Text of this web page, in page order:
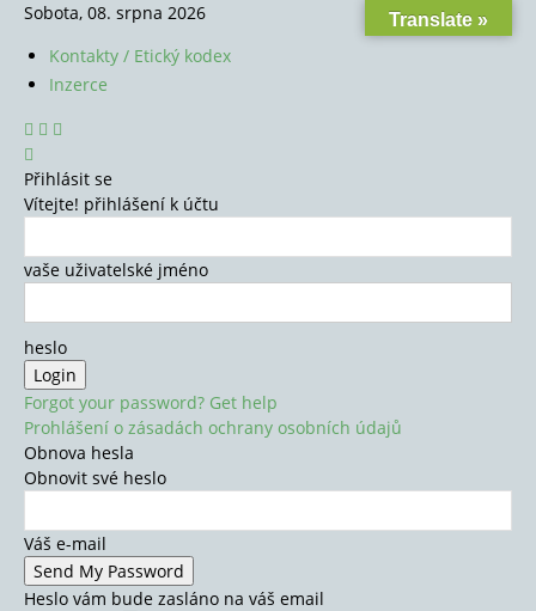
Sobota, 08. srpna 2026
Kontakty / Etický kodex
Inzerce
Přihlásit se
Vítejte! přihlášení k účtu
vaše uživatelské jméno
heslo
Forgot your password? Get help
Prohlášení o zásadách ochrany osobních údajů
Obnova hesla
Obnovit své heslo
Váš e-mail
Heslo vám bude zasláno na váš email
Translate »